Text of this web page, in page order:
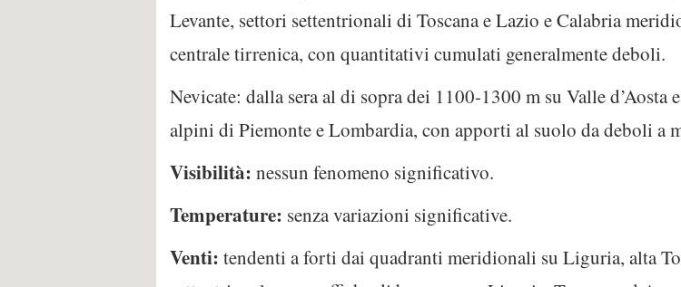
Levante, settori settentrionali di Toscana e Lazio e Calabria
centrale tirrenica, con quantitativi cumulati generalmente deboli.
Nevicate: dalla sera al di sopra dei 1100-1300 m su Valle d’Aosta
alpini di Piemonte e Lombardia, con apporti al suolo da deboli a
Visibilità: nessun fenomeno significativo.
Temperature: senza variazioni significative.
Venti: tendenti a forti dai quadranti meridionali su Liguria, alta